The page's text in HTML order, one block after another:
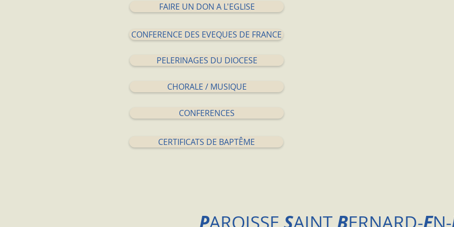
FAIRE UN DON A L'EGLISE
CONFERENCE DES EVEQUES DE FRANCE
PELERINAGES DU DIOCESE
CHORALE / MUSIQUE
CONFERENCES
CERTIFICATS DE BAPTÊME
AROISSE AINT ERNARD- N-